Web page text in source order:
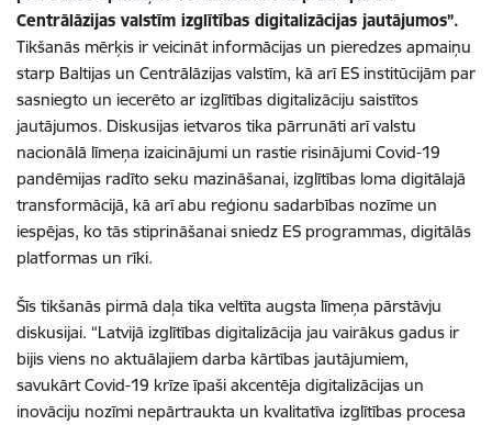
Centrālāzijas valstīm izglītības digitalizācijas jautājumos”.
Tikšanās mērķis ir veicināt informācijas un pieredzes apmaiņu
starp Baltijas un Centrālāzijas valstīm, kā arī ES institūcijām par
sasniegto un iecerēto ar izglītības digitalizāciju saistītos
jautājumos. Diskusijas ietvaros tika pārrunāti arī valstu
nacionālā līmeņa izaicinājumi un rastie risinājumi Covid-19
pandēmijas radīto seku mazināšanai, izglītības loma digitālajā
transformācijā, kā arī abu reģionu sadarbības nozīme un
iespējas, ko tās stiprināšanai sniedz ES programmas, digitālās
platformas un rīki.
Šīs tikšanās pirmā daļa tika veltīta augsta līmeņa pārstāvju
diskusijai. “Latvijā izglītības digitalizācija jau vairākus gadus ir
bijis viens no aktuālajiem darba kārtības jautājumiem,
savukārt Covid-19 krīze īpaši akcentēja digitalizācijas un
inovāciju nozīmi nepārtraukta un kvalitatīva izglītības procesa